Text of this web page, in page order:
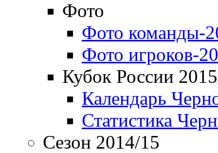
Фото
Фото команды-
Фото игроков-
Кубок России
Календарь
Статистика
Сезон 2014/15